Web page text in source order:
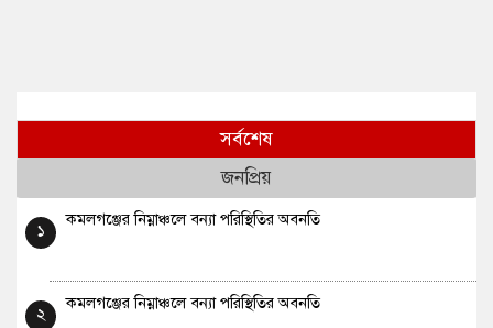
সর্বশেষ
জনপ্রিয়
১
কমলগঞ্জের নিম্নাঞ্চলে বন্যা পরিস্থিতির অবনতি
২
কমলগঞ্জের নিম্নাঞ্চলে বন্যা পরিস্থিতির অবনতি